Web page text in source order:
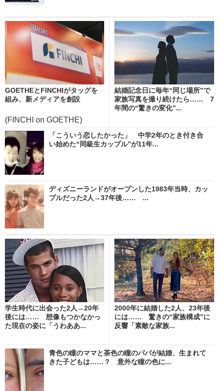
GOETHEとFINCHIがタッグを
組み、新メディアを創設
(FINCHI on GOETHE)
結婚記念日に毎年“同じ場所”で
家族写真を撮り続けたら…… 7
年間の“驚きの変化”...
「こういう恋したかった」 中学2年のとき付き合
い始めた“同級生カップル”が11年...
ディズニーランドがオープンした1983年当時、カッ
プルだった2人→37年後…… ...
学生時代に出会った2人→20年
後には…… 想像もつかなかっ
た現在の姿に「うわああ...
2000年に結婚した2人、23年後
には…… 驚きの“家族構成”に
反響「素敵な家族...
青色の瞳のママと茶色の瞳のパパが結婚、生まれて
きた子どもは……？ 意外な瞳の色に...